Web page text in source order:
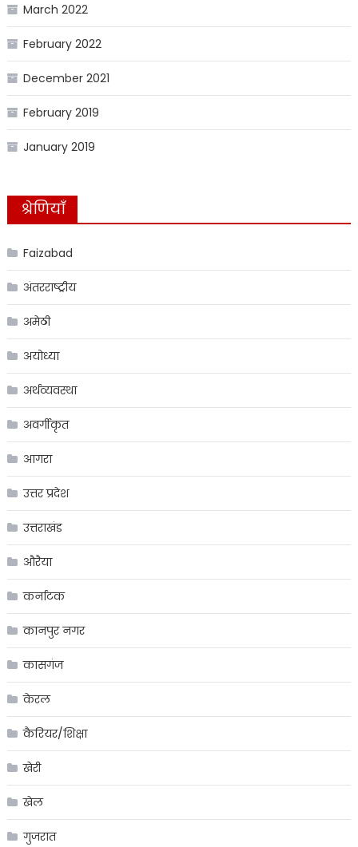
March 2022
February 2022
December 2021
February 2019
January 2019
श्रेणियाँ
Faizabad
अंतरराष्ट्रीय
अमेठी
अयोध्या
अर्थव्यवस्था
अवर्गीकृत
आगरा
उत्तर प्रदेश
उत्तराखंड
औरैया
कर्नाटक
कानपुर नगर
कासगंज
केरल
कैरियर/शिक्षा
खेरी
खेल
गुजरात